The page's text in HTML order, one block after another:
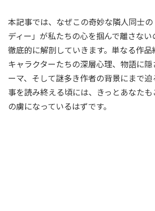
本記事では、なぜこの奇妙な隣人同士
ディー」が私たちの心を掴んで離さな
徹底的に解剖していきます。単なる作品
キャラクターたちの深層心理、物語に
ーマ、そして謎多き作者の背景にまで
事を読み終える頃には、きっとあなた
の虜になっているはずです。